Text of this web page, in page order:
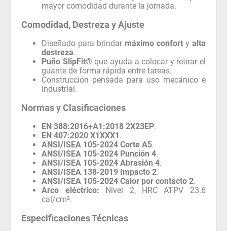
mayor comodidad durante la jornada.
Comodidad, Destreza y Ajuste
Diseñado para brindar máximo conforty alta
destreza.
Puño SlipFit® que ayuda a colocar y retirar el
guante de forma rápida entre tareas.
Construcción pensada para uso mecánico e
industrial.
Normas y Clasificaciones
EN 388:2016+A1:2018 2X23EP.
EN 407:2020 X1XXX1.
ANSI/ISEA 105-2024 Corte A5.
ANSI/ISEA 105-2024 Punción 4.
ANSI/ISEA 105-2024 Abrasión 4.
ANSI/ISEA 138-2019 Impacto 2.
ANSI/ISEA 105-2024 Calor por contacto 2.
Arco eléctrico: Nivel 2, HRC ATPV 23.6
cal/cm².
Especificaciones Técnicas